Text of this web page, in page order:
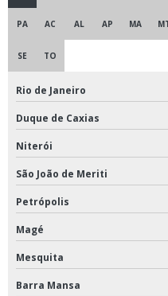
Moinho de solo
Moinho para minérios
Moinho tipo ciclone
Prensa hidráulica com
Refrigerador para vacinas
Reator fermentador biorreator
PA AC AL AP MA
SE TO
Rio de Janeiro
Duque de Caxias
Niterói
São João de Meriti
Petrópolis
Magé
Mesquita
Barra Mansa